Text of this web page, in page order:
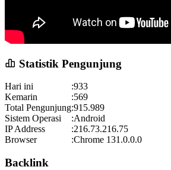
Statistik Pengunjung
Hari ini :933
Kemarin
:569
Total Pengunjung:915.989
Sistem Operasi
:Android
IP Address
:216.73.216.75
Browser
:Chrome 131.0.0.0
Backlink